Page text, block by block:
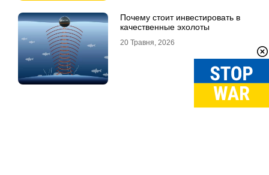
Почему стоит инвестировать в
качественные эхолоты
20 Травня, 2026